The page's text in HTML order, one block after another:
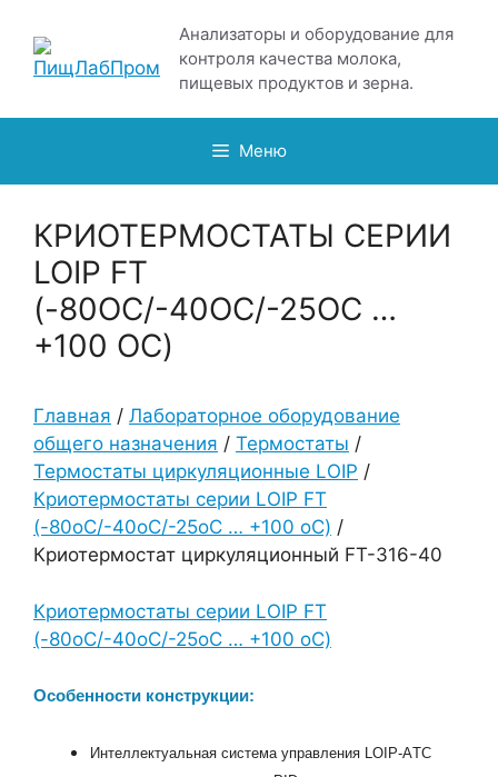
содержимому
Анализаторы и оборудование для
контроля качества молока,
пищевых продуктов и зерна.
Меню
КРИОТЕРМОСТАТЫ СЕРИИ
LOIP FT
(-80ОС/-40ОС/-25ОС …
+100 ОС)
Главная / Лабораторное оборудование
общего назначения / Термостаты /
Термостаты циркуляционные LOIP /
Криотермостаты серии LOIP FT
(-80оС/-40оС/-25оС … +100 оС) /
Криотермостат циркуляционный FT-316-40
Криотермостаты серии LOIP FT
(-80оС/-40оС/-25оС … +100 оС)
Особенности конструкции:
Интеллектуальная система управления LOIP-AТC